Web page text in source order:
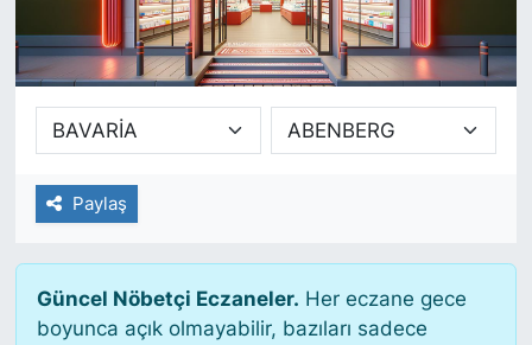
Paylaş
Güncel Nöbetçi Eczaneler. Her eczane gece
boyunca açık olmayabilir, bazıları sadece
SİYASET
SAĞLIK